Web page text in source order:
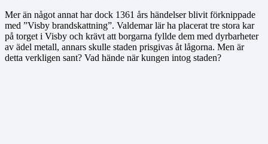
Mer än något annat har dock 1361 års händelser blivit förknippade
med ”Visby brandskattning”. Valdemar lär ha placerat tre stora kar
på torget i Visby och krävt att borgarna fyllde dem med dyrbarheter
av ädel metall, annars skulle staden prisgivas åt lågorna. Men är
detta verkligen sant? Vad hände när kungen intog staden?